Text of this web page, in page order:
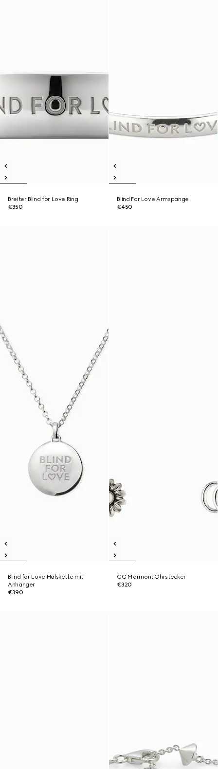
Breiter Blind for Love Ring
€350
Blind For Love Armspange
€450
Blind for Love Halskette mit
Anhänger
€390
GG Marmont Ohrstecker
€320